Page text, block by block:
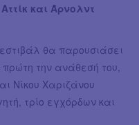
και Άρνολντ
θα παρουσιάσει
την ανάθεσή του,
Νίκου Χαριζάνου
τρίο εγχόρδων και